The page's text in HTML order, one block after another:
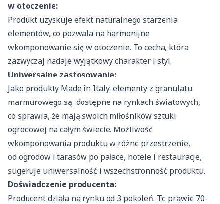
w otoczenie:
Produkt uzyskuje efekt naturalnego starzenia
elementów, co pozwala na harmonijne
wkomponowanie się w otoczenie. To cecha, która
zazwyczaj nadaje wyjątkowy charakter i styl.
Uniwersalne zastosowanie:
Jako produkty Made in Italy, elementy z granulatu
marmurowego są dostępne na rynkach światowych,
co sprawia, że ​​mają swoich miłośników sztuki
ogrodowej na całym świecie. Możliwość
wkomponowania produktu w różne przestrzenie,
od ogrodów i tarasów po pałace, hotele i restauracje,
sugeruje uniwersalność i wszechstronność produktu.
Doświadczenie producenta:
Producent działa na rynku od 3 pokoleń. To prawie 70-